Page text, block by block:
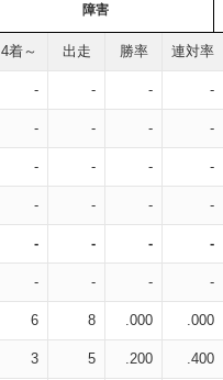
障害
4着～ 出走 勝率 連対率
- - - -
- - - -
- - - -
- - - -
- - - -
- - - -
6 8 .000 .000
3 5 .200 .400